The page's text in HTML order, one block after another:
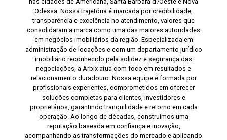
Odessa. Nossa trajetória é marcada por credibilidade,
transparência e excelência no atendimento, valores que
consolidaram a marca como uma das maiores autoridades
em negócios imobiliários da região. Especializada em
administração de locações e com um departamento jurídico
imobiliário reconhecido pela solidez e segurança das
negociações, a Arbix atua com foco em resultados e
relacionamento duradouro. Nossa equipe é formada por
profissionais experientes, comprometidos em oferecer
soluções completas para clientes, investidores e
proprietários, garantindo tranquilidade e retorno em cada
operação. Ao longo de décadas, construímos uma
reputação baseada em confiança e inovação,
acompanhando as transformações do mercado e aplicando